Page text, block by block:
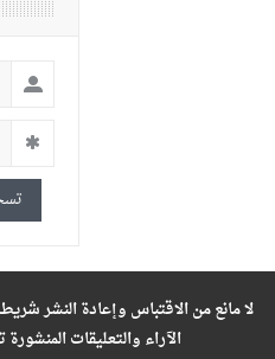
لا مانع من الاقتباس وإعادة النشر
الآراء والتعليقات